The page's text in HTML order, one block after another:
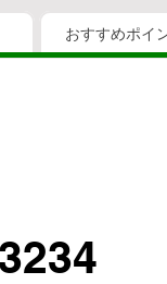
おすすめポイ